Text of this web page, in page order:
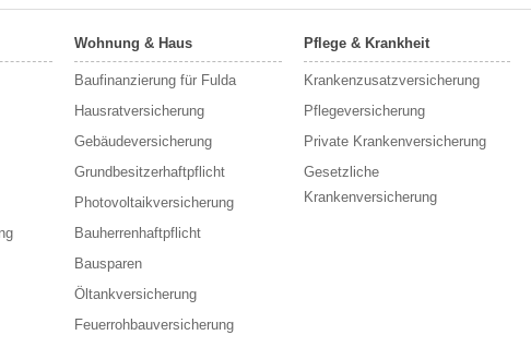
Wohnung & Haus
Baufinanzierung für Fulda
Hausratversicherung
Gebäudeversicherung
Grundbesitzerhaftpflicht
Photovoltaikversicherung
Bauherrenhaftpflicht
Bausparen
Öltankversicherung
Feuerrohbauversicherung
Pflege & Krankheit
Krankenzusatzversicherung
Pflegeversicherung
Private Krankenversicherung
Gesetzliche
Krankenversicherung